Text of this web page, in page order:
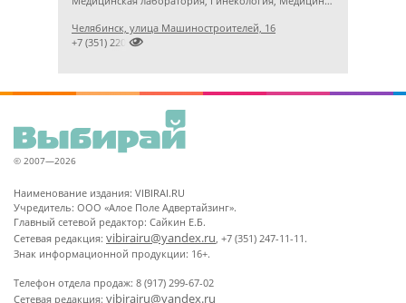
Челябинск, улица Машиностроителей, 16

+7 (351) 2201031
© 2007—2026
Наименование издания: VIBIRAI.RU
Учредитель: ООО «Алое Поле Адвертайзинг».
Главный сетевой редактор: Сайкин Е.Б.
Сетевая редакция: vibirairu@yandex.ru, +7 (351) 247-11-11.
Знак информационной продукции: 16+.
Телефон отдела продаж: 8 (917) 299-67-02
Сетевая редакция: vibirairu@yandex.ru